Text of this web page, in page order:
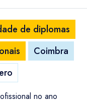
de diplomas
Coimbra
no ano